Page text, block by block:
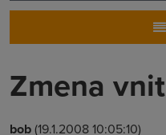
Zmena
bob(19.1.2008 10:05:10)